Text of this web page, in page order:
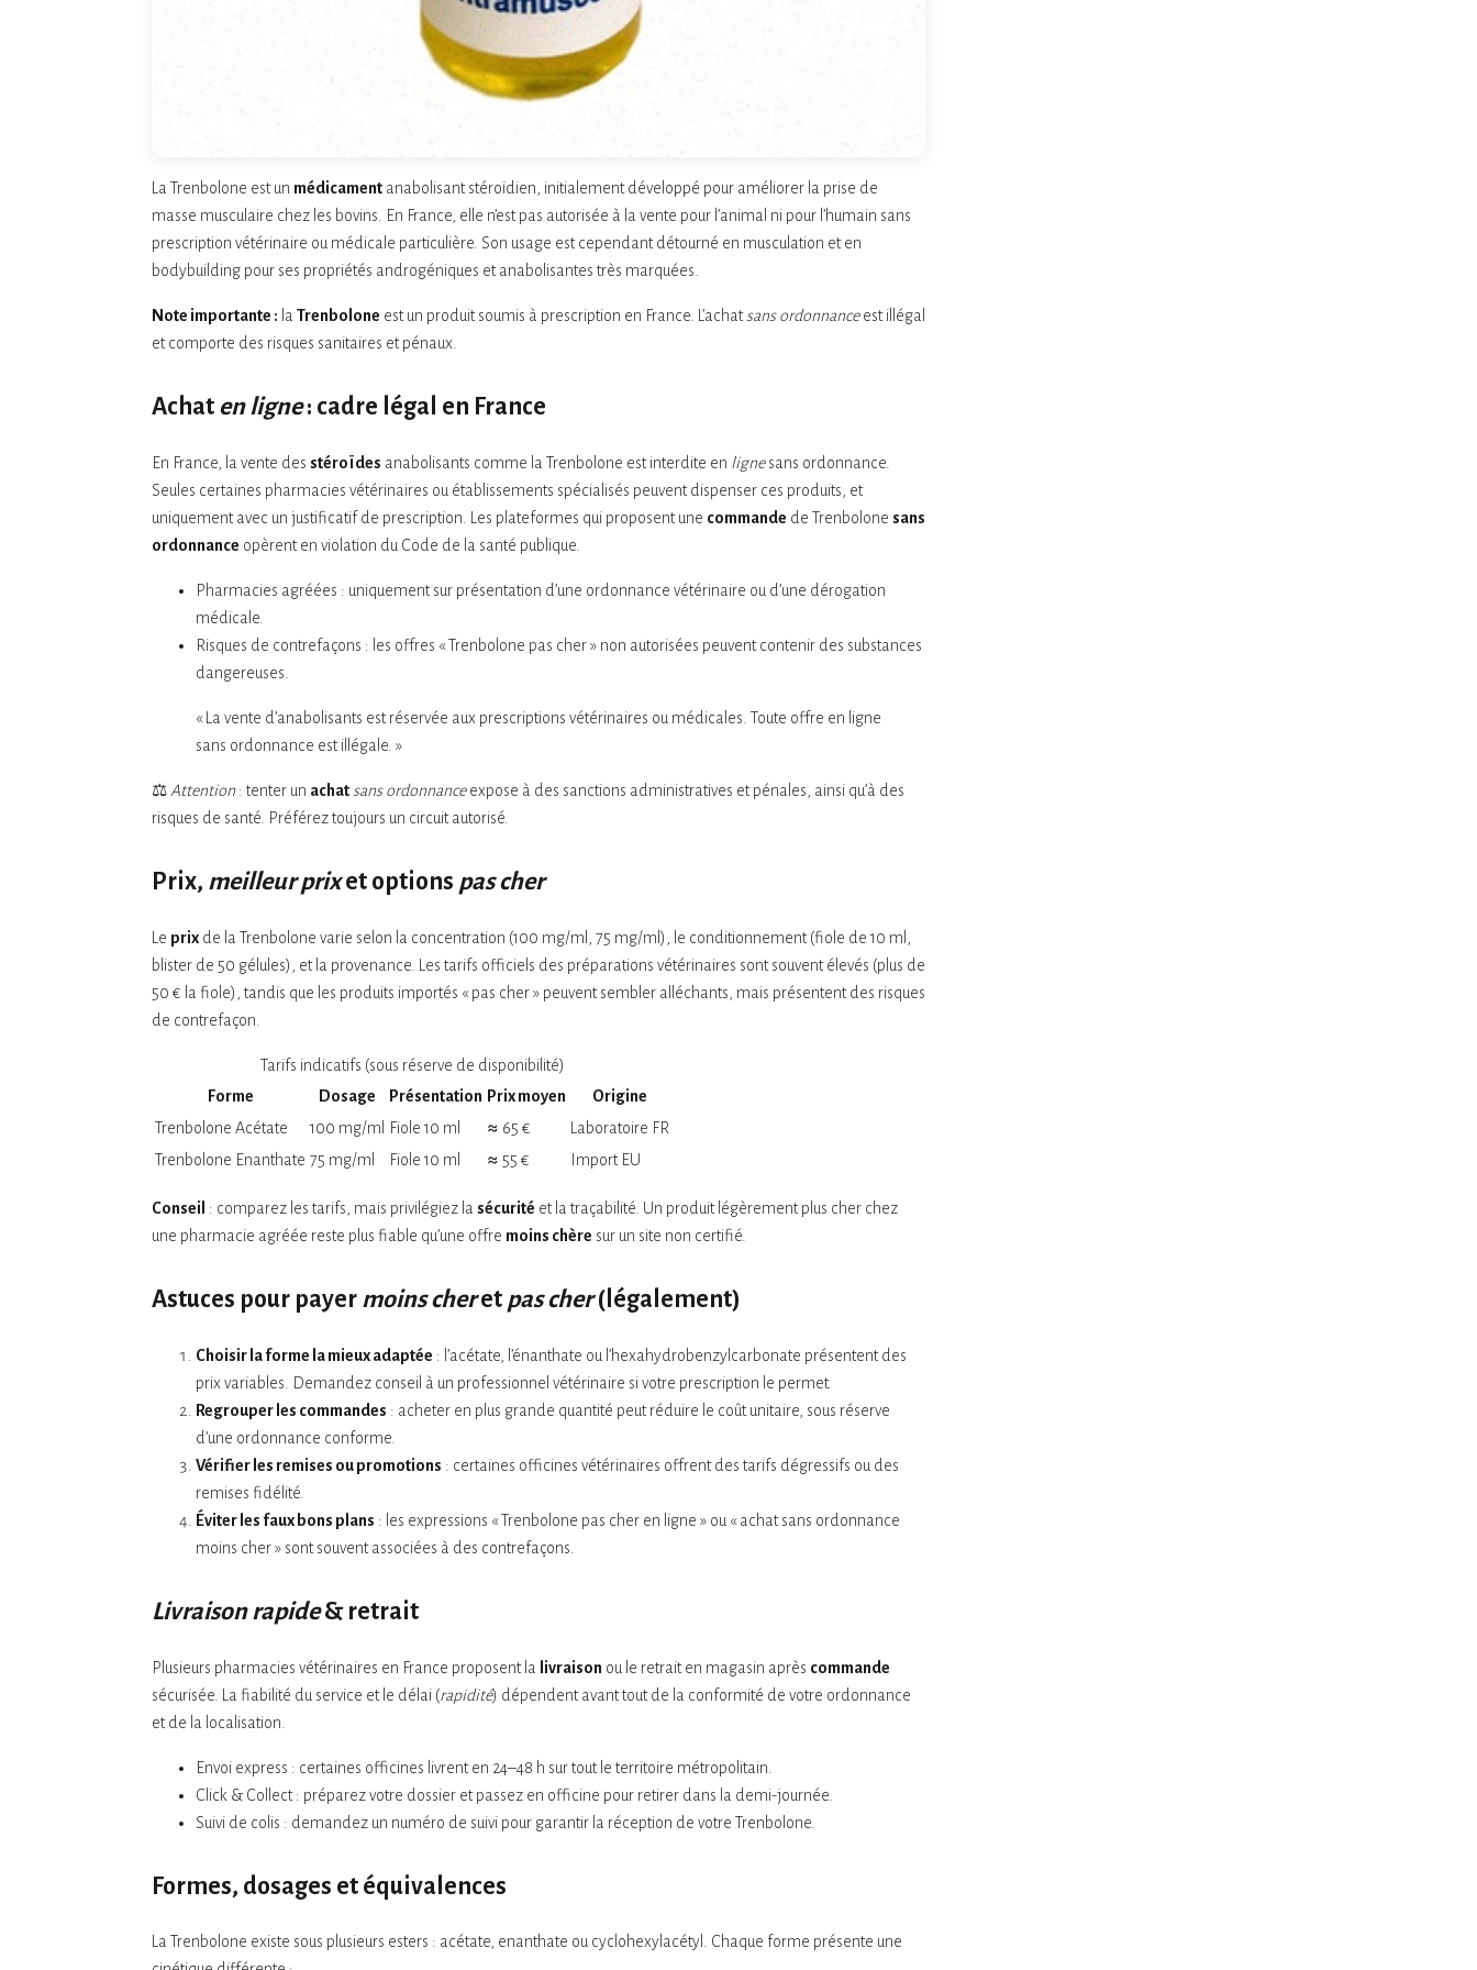
La Trenbolone est un médicament anabolisant stéroïdien, initialement développé pour améliorer la prise de
masse musculaire chez les bovins. En France, elle n’est pas autorisée à la vente pour l’animal ni pour l’humain sans
prescription vétérinaire ou médicale particulière. Son usage est cependant détourné en musculation et en
bodybuilding pour ses propriétés androgéniques et anabolisantes très marquées.
Note importante : la Trenbolone est un produit soumis à prescription en France. L’achat sans ordonnanceest illégal
et comporte des risques sanitaires et pénaux.
Achat en ligne: cadre légal en France
En France, la vente des stéroïdes anabolisants comme la Trenbolone est interdite en lignesans ordonnance.
Seules certaines pharmacies vétérinaires ou établissements spécialisés peuvent dispenser ces produits, et
uniquement avec un justificatif de prescription. Les plateformes qui proposent une commande de Trenbolone sans
ordonnance opèrent en violation du Code de la santé publique.
Pharmacies agréées : uniquement sur présentation d’une ordonnance vétérinaire ou d’une dérogation
médicale.
Risques de contrefaçons : les offres « Trenbolone pas cher » non autorisées peuvent contenir des substances
dangereuses.
« La vente d’anabolisants est réservée aux prescriptions vétérinaires ou médicales. Toute offre en ligne
sans ordonnance est illégale. »
⚖️ Attention: tenter un achat sans ordonnanceexpose à des sanctions administratives et pénales, ainsi qu’à des
risques de santé. Préférez toujours un circuit autorisé.
Prix, meilleur prixet options pas cher
Le prix de la Trenbolone varie selon la concentration (100 mg/ml, 75 mg/ml), le conditionnement (fiole de 10 ml,
blister de 50 gélules), et la provenance. Les tarifs officiels des préparations vétérinaires sont souvent élevés (plus de
50 € la fiole), tandis que les produits importés « pas cher » peuvent sembler alléchants, mais présentent des risques
de contrefaçon.
Tarifs indicatifs (sous réserve de disponibilité)
Forme
Dosage Présentation Prix moyen
Origine
Trenbolone Acétate
100 mg/ml Fiole 10 ml ≈ 65 €
Laboratoire FR
Trenbolone Enanthate 75 mg/ml Fiole 10 ml ≈ 55 € Import EU
Conseil : comparez les tarifs, mais privilégiez la sécurité et la traçabilité. Un produit légèrement plus cher chez
une pharmacie agréée reste plus fiable qu’une offre moins chère sur un site non certifié.
Astuces pour payer moins cheret pas cher(légalement)
Choisir la forme la mieux adaptée : l’acétate, l’énanthate ou l’hexahydrobenzylcarbonate présentent des
prix variables. Demandez conseil à un professionnel vétérinaire si votre prescription le permet.
Regrouper les commandes : acheter en plus grande quantité peut réduire le coût unitaire, sous réserve
d’une ordonnance conforme.
Vérifier les remises ou promotions : certaines officines vétérinaires offrent des tarifs dégressifs ou des
remises fidélité.
Éviter les faux bons plans : les expressions « Trenbolone pas cher en ligne » ou « achat sans ordonnance
moins cher » sont souvent associées à des contrefaçons.
Livraison rapide& retrait
Plusieurs pharmacies vétérinaires en France proposent la livraison ou le retrait en magasin après commande
sécurisée. La fiabilité du service et le délai (rapidité) dépendent avant tout de la conformité de votre ordonnance
et de la localisation.
Envoi express : certaines officines livrent en 24–48 h sur tout le territoire métropolitain.
Click & Collect : préparez votre dossier et passez en officine pour retirer dans la demi-journée.
Suivi de colis : demandez un numéro de suivi pour garantir la réception de votre Trenbolone.
Formes, dosages et équivalences
La Trenbolone existe sous plusieurs esters : acétate, enanthate ou cyclohexylacétyl. Chaque forme présente une